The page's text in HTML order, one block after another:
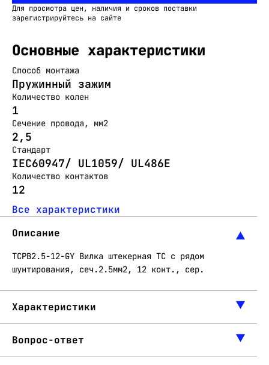
Для просмотра цен, наличия и сроков поставки
зарегистрируйтесь на сайте
Основные характеристики
Способ монтажа
Пружинный зажим
Количество колен
1
Сечение провода, мм2
2,5
Стандарт
IEC60947/ UL1059/ UL486E
Количество контактов
12
Все характеристики
Описание
TCPB2.5-12-GY Вилка штекерная ТC с рядом
шунтирования, сеч.2.5мм2, 12 конт., сер.
Характеристики
Вопрос-ответ